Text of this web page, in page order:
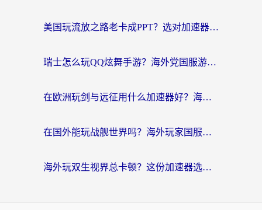
美国玩流放之路老卡成PPT？选对加速器比啥都重要（附欧洲全球玩家实测推荐）
瑞士怎么玩QQ炫舞手游？海外党国服游戏不卡指南（附重生细胞闪耀暖暖优化技巧）
在欧洲玩剑与远征用什么加速器好？海外党亲测有效的国服游戏加速指南
在国外能玩战舰世界吗？海外玩家国服畅玩终极指南（附印尼天使之战赛事攻略）
海外玩双生视界总卡顿？这份加速器选择指南帮你告别延迟（附欧洲流星蝴蝶剑澳门青鸾繁华录优化技巧）